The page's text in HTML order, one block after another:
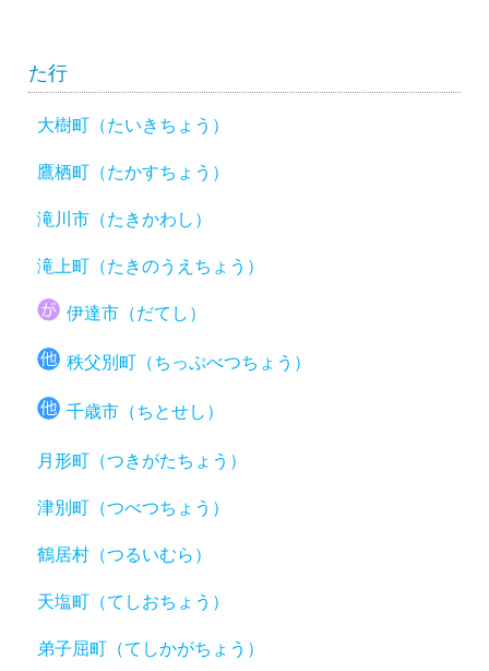
た行
大樹町（たいきちょう）
鷹栖町（たかすちょう）
滝川市（たきかわし）
滝上町（たきのうえちょう）
伊達市（だてし）
秩父別町（ちっぷべつちょう）
千歳市（ちとせし）
月形町（つきがたちょう）
津別町（つべつちょう）
鶴居村（つるいむら）
天塩町（てしおちょう）
弟子屈町（てしかがちょう）